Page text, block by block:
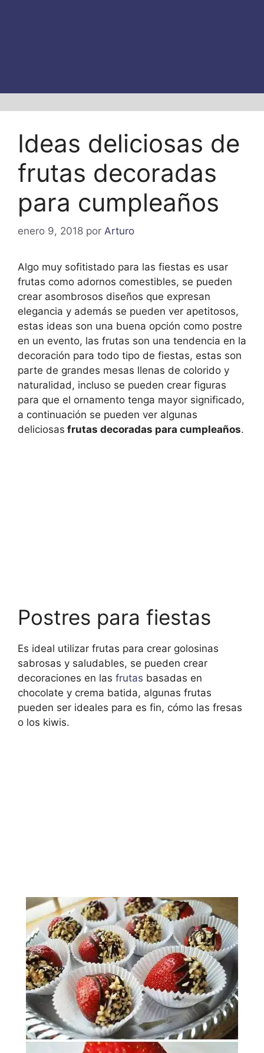
Ideas deliciosas de
frutas decoradas
para cumpleaños
enero 9, 2018 por Arturo
Algo muy sofitistado para las fiestas es usar
frutas como adornos comestibles, se pueden
crear asombrosos diseños que expresan
elegancia y además se pueden ver apetitosos,
estas ideas son una buena opción como postre
en un evento, las frutas son una tendencia en la
decoración para todo tipo de fiestas, estas son
parte de grandes mesas llenas de colorido y
naturalidad, incluso se pueden crear figuras
para que el ornamento tenga mayor significado,
a continuación se pueden ver algunas
deliciosas frutas decoradas para cumpleaños.
Postres para fiestas
Es ideal utilizar frutas para crear golosinas
sabrosas y saludables, se pueden crear
decoraciones en las frutas basadas en
chocolate y crema batida, algunas frutas
pueden ser ideales para es fin, cómo las fresas
o los kiwis.